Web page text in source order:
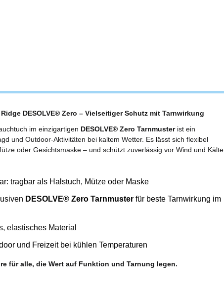
DESOLVE® Zero – Vielseitiger Schutz mit Tarnwirkung
im einzigartigen DESOLVE® Zero Tarnmusterist ein
und Outdoor-Aktivitäten bei kaltem Wetter. Es lässt sich flexibel
oder Gesichtsmaske – und schützt zuverlässig vor Wind und Kälte.
tragbar als Halstuch, Mütze oder Maske
DESOLVE® Zero Tarnmuster für beste Tarnwirkung im
elastisches Material
und Freizeit bei kühlen Temperaturen
für alle, die Wert auf Funktion und Tarnung legen.